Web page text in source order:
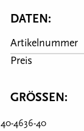
DATEN:
Artikelnummer
Preis
GRÖSSEN:
40-4636-40